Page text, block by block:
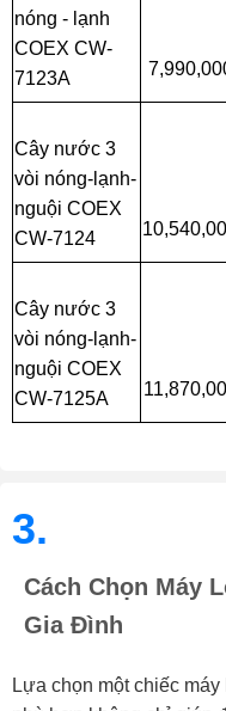
nóng - lạnh
COEX CW-
7123A
Cây nước 3
vòi nóng-lạnh-
nguội COEX
CW-7124
Cây nước 3
vòi nóng-lạnh-
nguội COEX
CW-7125A
3.
Cách Chọn Máy
Gia Đình
Lựa chọn một chiếc